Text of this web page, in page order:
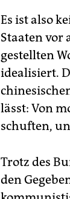
Es ist also
Staaten vor
gestellten
idealisiert.
lässt: Von
schuften,
Trotz des
den